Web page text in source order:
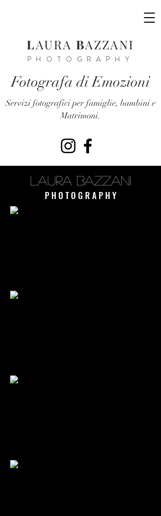
LAURA BAZZANI
PHOTOGRAPHY
Fotografa di Emozioni
Servizi fotografici per famiglie, bambini e
Matrimoni.
LAURA BAZZANI
P H O T O G R A P H Y